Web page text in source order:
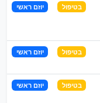
בטיפול יוזם ראשי
בטיפול יוזם ראשי
בטיפול יוזם ראשי